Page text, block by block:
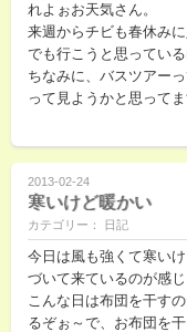
れよぉお天気さん。
来週からチビも春休み
でも行こうと思ってい
ちなみに、バスツアー
って見ようかと思って
2013-02-24
寒いけど暖かい
カテゴリー： 日記
今日は風も強くて寒い
づいて来ているのが感
こんな日は布団を干す
るぞぉ～で、お布団を